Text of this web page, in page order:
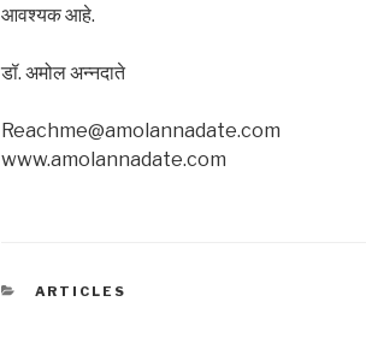
आवश्यक आहे.
डॉ. अमोल अन्नदाते
Reachme@amolannadate.com
www.amolannadate.com
CATEGORIES
ARTICLES